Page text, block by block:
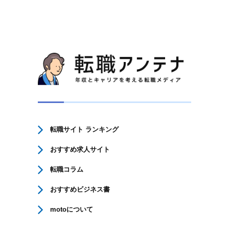
転職サイト ランキング
おすすめ求人サイト
転職コラム
おすすめビジネス書
motoについて